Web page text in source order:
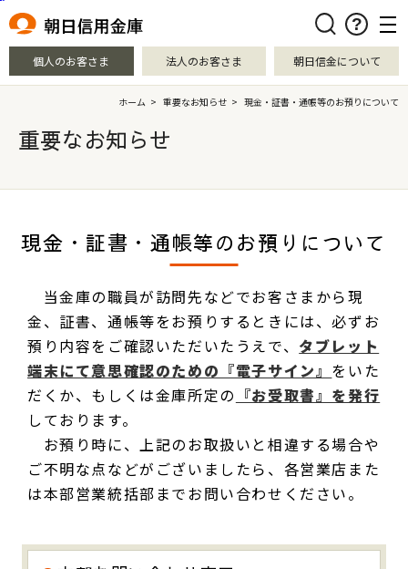
検索
個人のお客さま 法人のお客さま 朝日信金について
ホーム > 重要なお知らせ > 現金・証書・通帳等のお預りについて
重要なお知らせ
現金・証書・通帳等のお預りについて
当金庫の職員が訪問先などでお客さまから現
金、証書、通帳等をお預りするときには、必ずお
預り内容をご確認いただいたうえで、 タブレット
端末にて意思確認のための『電子サイン』 をいた
だくか、もしくは金庫所定の 『お受取書』を発行
しております。
お預り時に、上記のお取扱いと相違する場合や
ご不明な点などがございましたら、各営業店また
は本部営業統括部までお問い合わせください。